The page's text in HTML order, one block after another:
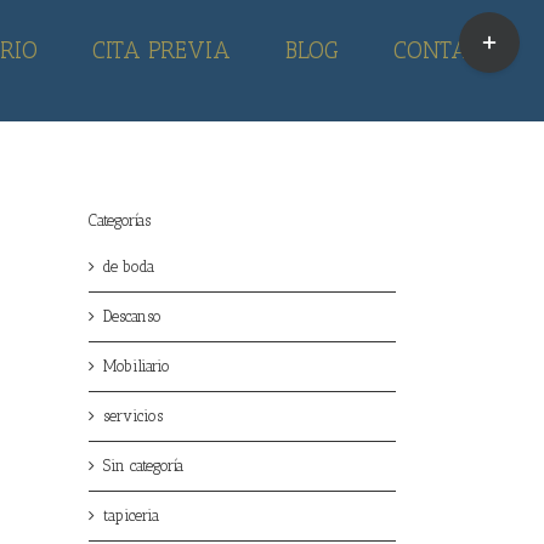
CITA PREVIA BLOG CONTACTO
Categorías
de boda
Descanso
Mobiliario
servicios
Sin categoría
tapiceria
Toggle
Sliding
Bar